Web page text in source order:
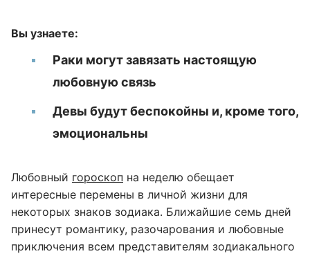
Вы узнаете:
Раки могут завязать настоящую
любовную связь
Девы будут беспокойны и, кроме того,
эмоциональны
Любовный гороскоп на неделю обещает
интересные перемены в личной жизни для
некоторых знаков зодиака. Ближайшие семь дней
принесут романтику, разочарования и любовные
приключения всем представителям зодиакального